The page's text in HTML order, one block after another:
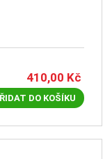
410,00 Kč
DO KOŠÍKU